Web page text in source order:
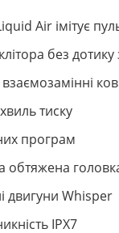
Air імітує
без
тиску
програм
обтяжена
двигуни Whisper
IPX7